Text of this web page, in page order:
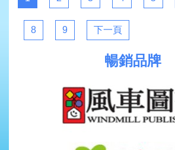
8 9 下一頁
暢銷品牌